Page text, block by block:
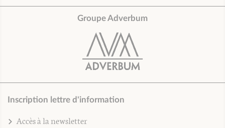
Groupe Adverbum
Inscription lettre d'information
Accès à la newsletter